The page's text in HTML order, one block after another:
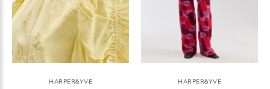
HARPER&YVE HARPER&YVE